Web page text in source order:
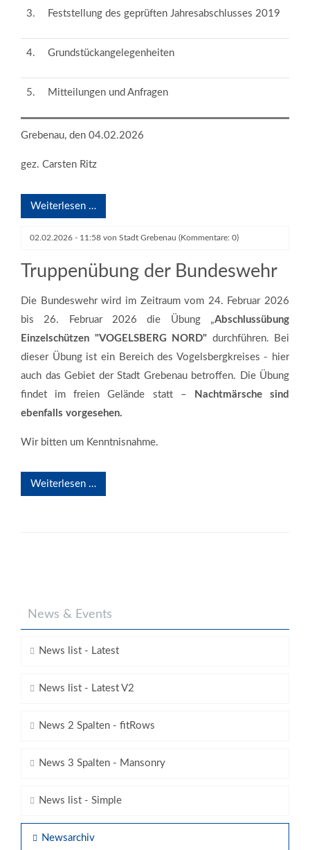
3. Feststellung des geprüften Jahresabschlusses 2019
4. Grundstückangelegenheiten
5. Mitteilungen und Anfragen
Grebenau, den 04.02.2026
gez. Carsten Ritz
Weiterlesen …
02.02.2026 - 11:58 von Stadt Grebenau (Kommentare: 0)
Truppenübung der Bundeswehr
Die Bundeswehr wird im Zeitraum vom 24. Februar 2026
bis 26. Februar 2026 die Übung „Abschlussübung
Einzelschützen "VOGELSBERG NORD" durchführen. Bei
dieser Übung ist ein Bereich des Vogelsbergkreises - hier
auch das Gebiet der Stadt Grebenau betroffen. Die Übung
findet im freien Gelände statt –
Nachtmärsche sind
ebenfalls vorgesehen.
Wir bitten um Kenntnisnahme.
Weiterlesen …
News & Events
News list - Latest
News list - Latest V2
News 2 Spalten - fitRows
News 3 Spalten - Mansonry
News list - Simple
Newsarchiv